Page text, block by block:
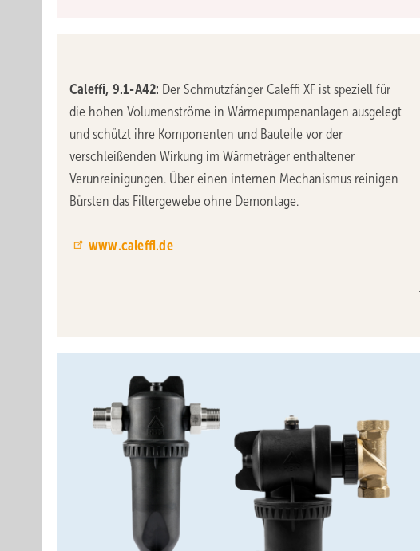
Caleffi, 9.1-A42: Der Schmutzfänger Caleffi XF ist speziell für
die hohen Volumenströme in Wärmepumpenanlagen ausgelegt
und schützt ihre Komponenten und Bauteile vor der
verschleißenden Wirkung im Wärmeträger enthaltener
Verunreinigungen. Über einen internen Mechanismus reinigen
Bürsten das Filtergewebe ohne Demontage.
www.caleffi.de